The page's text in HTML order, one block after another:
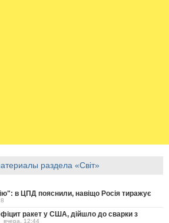
раздела «Світ»
в ЦПД пояснили, навіщо Росія тиражує
ракет у США, дійшло до сварки з
вчера, 12:44